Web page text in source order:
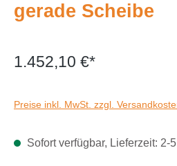
gerade Scheibe
1.452,10 €*
Preise inkl. MwSt. zzgl.
Sofort verfügbar, Lieferzeit: 2-